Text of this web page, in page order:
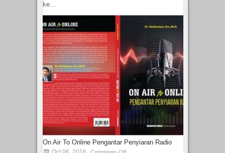
ke...
On Air To Online Pengantar Penyiaran Radio